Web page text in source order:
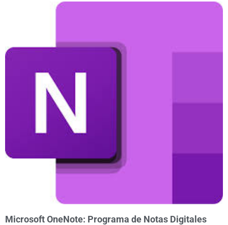
Microsoft OneNote: Programa de Notas Digitales